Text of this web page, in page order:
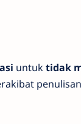
untuktidak